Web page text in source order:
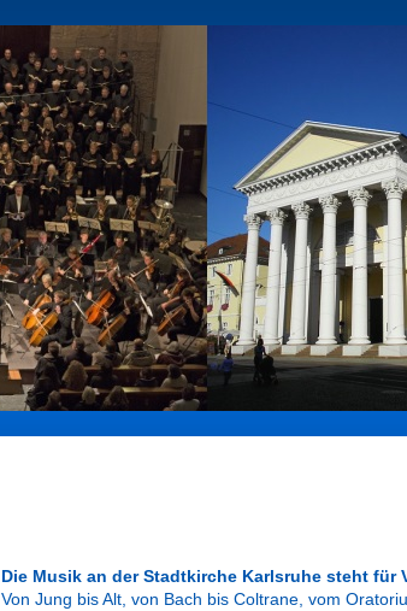
Die Musik an der Stadtkirche Karlsruhe steht für
Von Jung bis Alt, von Bach bis Coltrane, vom